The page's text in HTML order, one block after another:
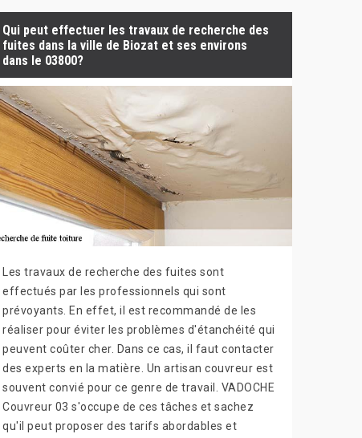
Qui peut effectuer les travaux de recherche des
fuites dans la ville de Biozat et ses environs
dans le 03800?
Les travaux de recherche des fuites sont
effectués par les professionnels qui sont
prévoyants. En effet, il est recommandé de les
réaliser pour éviter les problèmes d'étanchéité qui
peuvent coûter cher. Dans ce cas, il faut contacter
des experts en la matière. Un artisan couvreur est
souvent convié pour ce genre de travail. VADOCHE
Couvreur 03 s'occupe de ces tâches et sachez
qu'il peut proposer des tarifs abordables et